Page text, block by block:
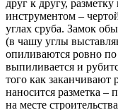
друг к другу,
инструментом –
углах сруба. Замок
(в чашу углы
опиливаются ровно
выпиливается и
того как заканчивают
наносится разметка –
на месте